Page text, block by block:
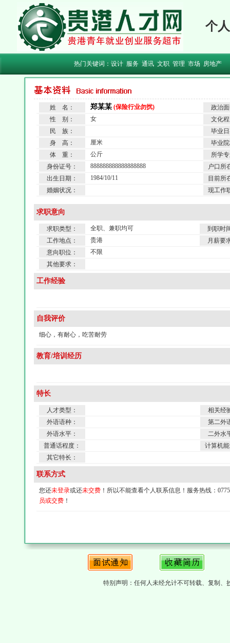
个
热门关键词： 设计 服务 通讯 文职 管理 市场 房地产
姓 名： 郑某某 (保险行业勿扰)
政治
性 别：
女
文化
民 族：
毕业
身 高：
厘米
毕业
体 重：
公斤
所学
身份证号：
888888888888888888
户口所
出生日期：
1984/10/11
目前所
婚姻状况：
现工作
求职意向
求职类型： 全职、兼职均可
到职时
工作地点：
贵港
月薪要
意向职位：
不限
其他要求：
工作经验
自我评价
细心，有耐心，吃苦耐劳
教育/培训经历
特长
人才类型：
相关经
外语语种：
第二外
外语水平：
二外水
普通话程度：
计算机
其它特长：
联系方式
您还未登录或还未交费 ！所以不能查看个人联系信息！服务热线：
员或交费 ！
特别声明：任何人未经允计不可转载、复制